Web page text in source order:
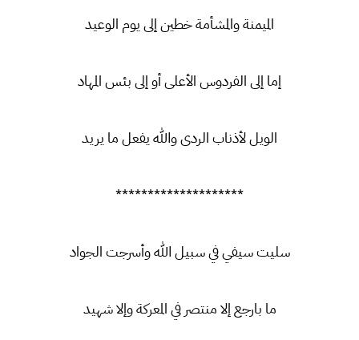
الميمنة والمشأمة خطين إلى يوم الوعيد
إما إلى الفردوس الأعلى أو إلى بئس المهاد
الويل لأذناب الردى والله يفعل ما يريد
********************
سليت سيفي في سبيل الله وأسرجت الجواد
ما بارجع إلا منتصر في المعركة وإلا شهيد